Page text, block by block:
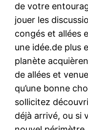
de votre
jouer les
congés et allées
une idée.de plus
planète
de allées et
qu’une bonne
sollicitez
déjà arrivé, ou si